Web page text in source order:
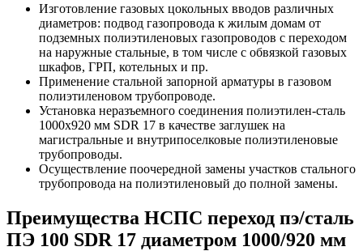
Изготовление газовых цокольных вводов различных
диаметров: подвод газопровода к жилым домам от
подземных полиэтиленовых газопроводов с переходом
на наружные стальные, в том числе с обвязкой газовых
шкафов, ГРП, котельных и пр.
Применение стальной запорной арматуры в газовом
полиэтиленовом трубопроводе.
Установка неразъемного соединения полиэтилен-сталь
1000х920 мм SDR 17 в качестве заглушек на
магистральные и внутрипоселковые полиэтиленовые
трубопроводы.
Осуществление поочередной замены участков стального
трубопровода на полиэтиленовый до полной замены.
Преимущества НСПС переход пэ/сталь
ПЭ 100 SDR 17 диаметром 1000/920 мм